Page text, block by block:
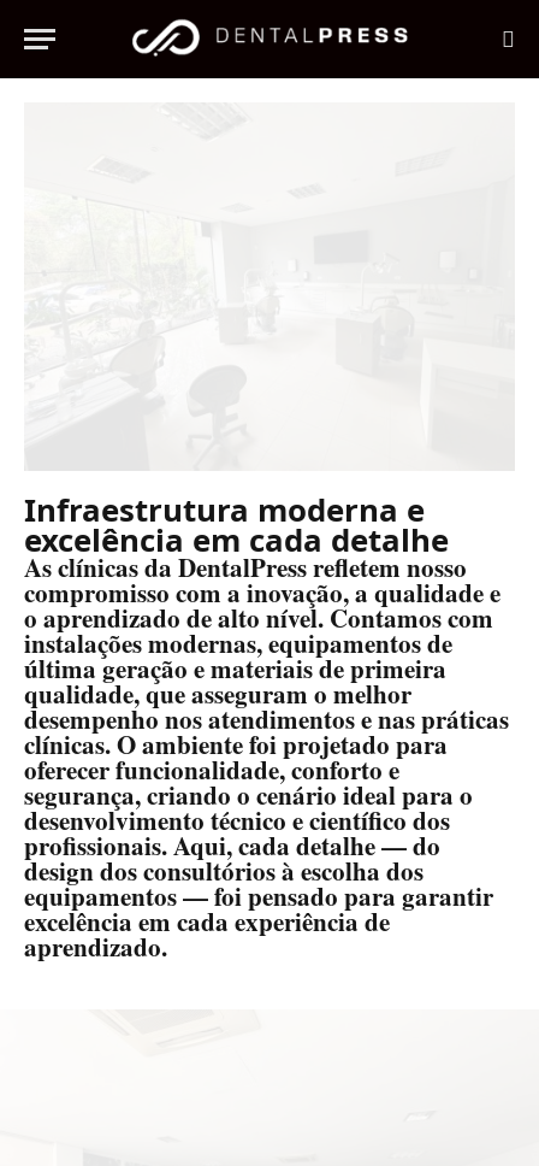
Infraestrutura moderna e
excelência em cada detalhe
As clínicas da DentalPress refletem nosso
compromisso com a inovação, a qualidade e
o aprendizado de alto nível. Contamos com
instalações modernas, equipamentos de
última geração e materiais de primeira
qualidade, que asseguram o melhor
desempenho nos atendimentos e nas práticas
clínicas. O ambiente foi projetado para
oferecer funcionalidade, conforto e
segurança, criando o cenário ideal para o
desenvolvimento técnico e científico dos
profissionais. Aqui, cada detalhe — do
design dos consultórios à escolha dos
equipamentos — foi pensado para garantir
excelência em cada experiência de
aprendizado.